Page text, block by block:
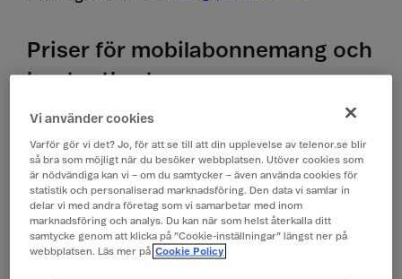
Priser för mobilabonnemang och
kontantkort
Priser i Dominikanska Republiken
(Västindien)
Alla priser är inklusive moms.
Surfa
149 kr/dygn (0,1 GB)
Vi använder cookies
Varför gör vi det? Jo, för att se till att din upplevelse av telenor.se blir
så bra som möjligt när du besöker webbplatsen. Utöver cookies som
är nödvändiga kan vi – om du samtycker – även använda cookies för
statistik och personaliserad marknadsföring. Den data vi samlar in
delar vi med andra företag som vi samarbetar med inom
marknadsföring och analys. Du kan när som helst återkalla ditt
samtycke genom att klicka på ”Cookie-inställningar” längst ner på
webbplatsen. Läs mer på Cookie Policy